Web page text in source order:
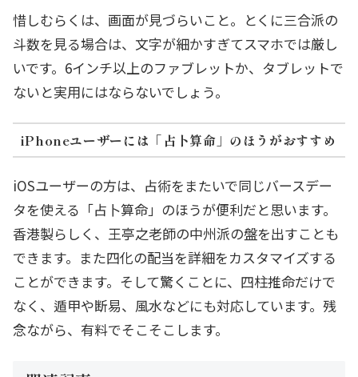
惜しむらくは、画面が見づらいこと。とくに三合派の
斗数を見る場合は、文字が細かすぎてスマホでは厳し
いです。6インチ以上のファブレットか、タブレットで
ないと実用にはならないでしょう。
iPhoneユーザーには「占卜算命」のほうがおすすめ
iOSユーザーの方は、占術をまたいで同じバースデー
タを使える「占卜算命」のほうが便利だと思います。
香港製らしく、王亭之老師の中州派の盤を出すことも
できます。また四化の配当を詳細をカスタマイズする
ことができます。そして驚くことに、四柱推命だけで
なく、遁甲や断易、風水などにも対応しています。残
念ながら、有料でそこそこします。